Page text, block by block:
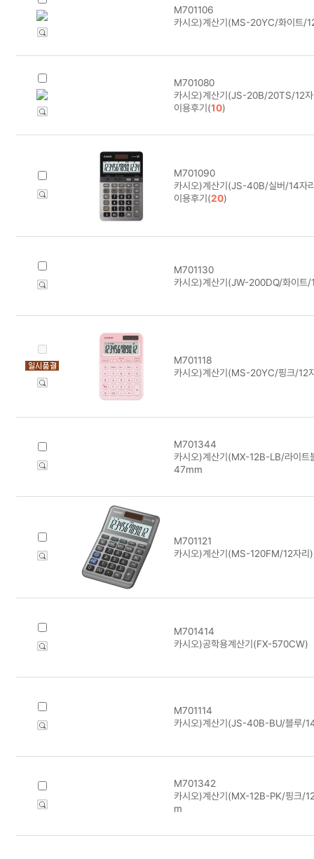
M701106
카시오)계산기(MS-20YC/화이트/
M701080
카시오)계산기(JS-20B/20TS/12
이용후기(10)
M701090
카시오)계산기(JS-40B/실버/14자
이용후기(20)
M701130
카시오)계산기(JW-200DQ/화이트/
M701118
카시오)계산기(MS-20YC/핑크/12
M701344
카시오)계산기(MX-12B-LB/라이
47mm
M701121
카시오)계산기(MS-120FM/12자리)
M701414
카시오)공학용계산기(FX-570CW)
M701114
카시오)계산기(JS-40B-BU/블루/
M701342
카시오)계산기(MX-12B-PK/핑크/
m